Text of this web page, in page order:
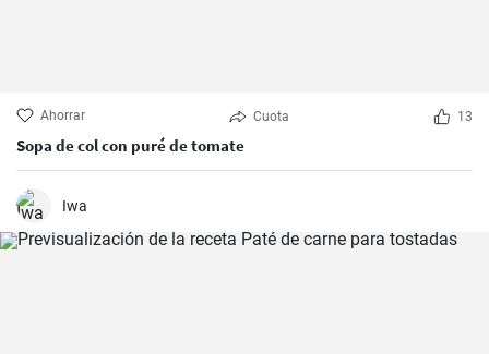
Ahorrar Cuota 13
Sopa de col con puré de tomate
Iwa